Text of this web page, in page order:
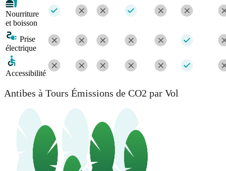
Nourriture
et boisson
Prise
électrique
Accessibilité
Antibes à Tours Émissions de CO2 par Vol